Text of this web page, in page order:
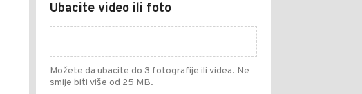
Ubacite video ili foto
Možete da ubacite do 3 fotografije ili videa. Ne
smije biti više od 25 MB.